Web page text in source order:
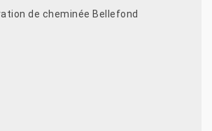
de cheminée Bellefond